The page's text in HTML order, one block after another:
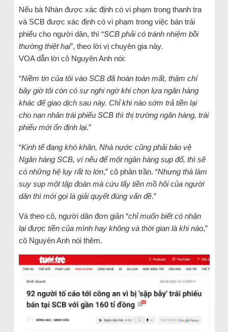
Nếu bà Nhàn được xác định có vi phạm trong thanh tra
và SCB được xác định có vi phạm trong việc bán trái
phiếu cho người dân, thì “SCB phải có tránh nhiệm bồi
thường thiệt hại”, theo lời vị chuyên gia này.
VOA dẫn lời cô Nguyên Anh nói:
“Niềm tin của tôi vào SCB đã hoàn toàn mất, thậm chí
bây giờ tôi còn có sự nghi ngờ khi chọn lựa ngân hàng
khác để giao dịch sau này. Chỉ khi nào sớm trả tiền lại
cho nạn nhân trái phiếu SCB thì thị trường ngân hàng, trái
phiếu mới ổn định lại.”
“Kinh tế đang khó khăn, Nhà nước cũng phải bảo vệ
Ngân hàng SCB, vì nếu để một ngân hàng sụp đổ, thì sẽ
có những hệ lụy rất to lớn,” cô phân trần. “Nhưng thà làm
suy sụp một tập đoàn mà cứu lấy tiền mồ hôi của người
dân thì mới gọi là giải quyết đúng vấn đề.”
Và theo cô, người dân đơn giản “chỉ muốn biết có nhận
lại được tiền của mình hay không và thời gian là khi nào,”
cô Nguyên Anh nói thêm.